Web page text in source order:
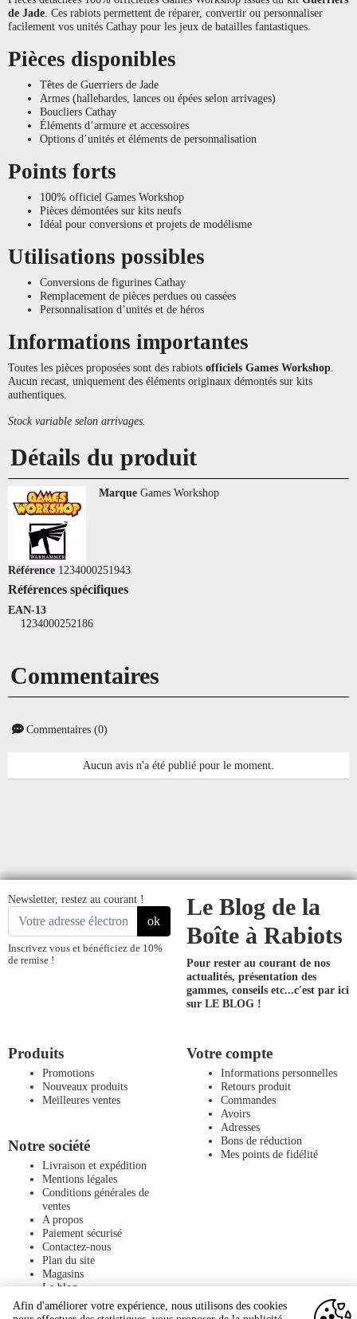
de Jade . Ces rabiots permettent de réparer, convertir ou personnaliser
facilement vos unités Cathay pour les jeux de batailles fantastiques.
Pièces disponibles
Têtes de Guerriers de Jade
Armes (hallebardes, lances ou épées selon arrivages)
Boucliers Cathay
Éléments d’armure et accessoires
Options d’unités et éléments de personnalisation
Points forts
100% officiel Games Workshop
Pièces démontées sur kits neufs
Idéal pour conversions et projets de modélisme
Utilisations possibles
Conversions de figurines Cathay
Remplacement de pièces perdues ou cassées
Personnalisation d’unités et de héros
Informations importantes
Toutes les pièces proposées sont des rabiots officiels Games Workshop
Aucun recast, uniquement des éléments originaux démontés sur kits
authentiques.
Stock variable selon arrivages.
Détails du produit
Marque Games Workshop
Référence 1234000251943
Références spécifiques
EAN-13
1234000252186
Commentaires
Commentaires (0)
Aucun avis n'a été publié pour le moment.
Newsletter, restez au courant !
ok
Inscrivez vous et bénéficiez de 10%
de remise !
Le Blog de la
Boîte à Rabiots
Pour rester au courant de nos
actualités, présentation des
gammes, conseils etc...c'est par ici
sur LE BLOG !
Produits
Promotions
Nouveaux produits
Meilleures ventes
Notre société
Livraison et expédition
Mentions légales
Conditions générales de
ventes
A propos
Paiement sécurisé
Contactez-nous
Plan du site
Magasins
Le blog
Votre compte
Informations personnelles
Retours produit
Commandes
Avoirs
Adresses
Bons de réduction
Mes points de fidélité
Afin d'améliorer votre expérience, nous utilisons des cookies